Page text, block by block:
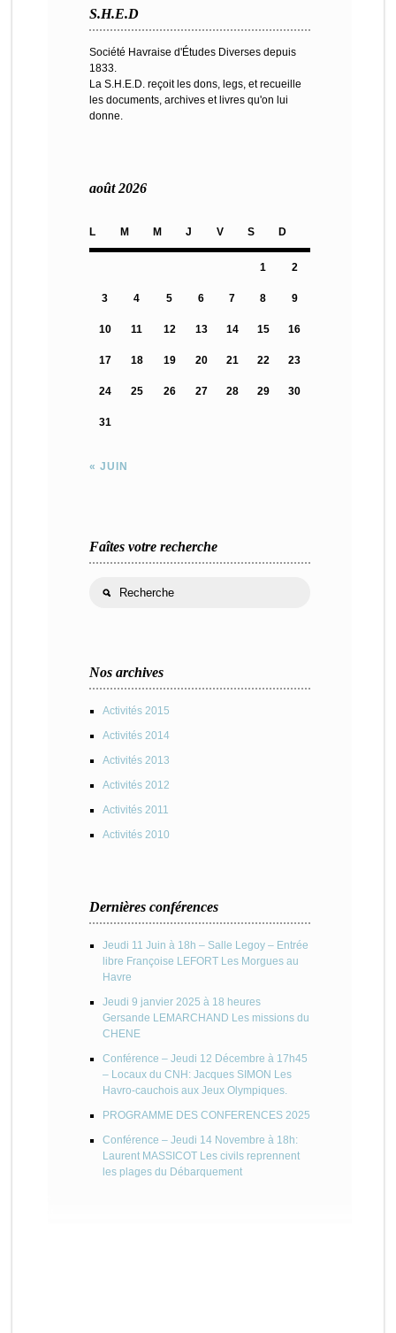
S.H.E.D
Société Havraise d'Études Diverses depuis
1833.
La S.H.E.D. reçoit les dons, legs, et recueille
les documents, archives et livres qu'on lui
donne.
août 2026
L M M J V S D
« JUIN
1 2
3 4 5 6 7 8 9
10 11 12 13 14 15 16
17 18 19 20 21 22 23
24 25 26 27 28 29 30
31
Faîtes votre recherche
Nos archives
Activités 2015
Activités 2014
Activités 2013
Activités 2012
Activités 2011
Activités 2010
Dernières conférences
Jeudi 11 Juin à 18h – Salle Legoy – Entrée
libre Françoise LEFORT Les Morgues au
Havre
Jeudi 9 janvier 2025 à 18 heures
Gersande LEMARCHAND Les missions du
CHENE
Conférence – Jeudi 12 Décembre à 17h45
– Locaux du CNH: Jacques SIMON Les
Havro-cauchois aux Jeux Olympiques.
PROGRAMME DES CONFERENCES 2025
Conférence – Jeudi 14 Novembre à 18h:
Laurent MASSICOT Les civils reprennent
les plages du Débarquement